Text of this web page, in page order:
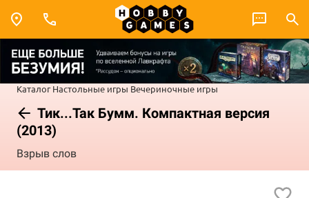
Каталог Настольные игры Вечериночные игры
Тик...Так Бумм. Компактная версия
(2013)
Взрыв слов